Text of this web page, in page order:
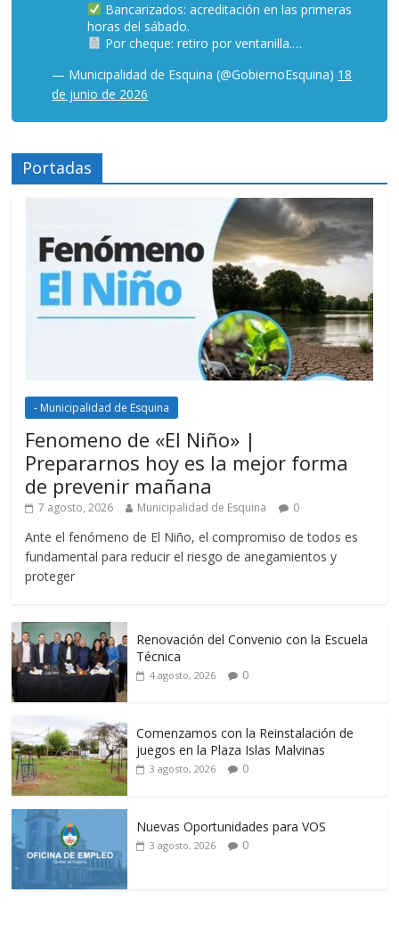
Bancarizados: acreditación en las primeras
horas del sábado.
Por cheque: retiro por ventanilla.…
— Municipalidad de Esquina (@GobiernoEsquina) 18
de junio de 2026
Portadas
- Municipalidad de Esquina
Fenomeno de «El Niño» |
Prepararnos hoy es la mejor forma
de prevenir mañana
7 agosto, 2026 Municipalidad de Esquina 0
Ante el fenómeno de El Niño, el compromiso de todos es
fundamental para reducir el riesgo de anegamientos y
proteger
Renovación del Convenio con la Escuela
Técnica
4 agosto, 2026 0
Comenzamos con la Reinstalación de
juegos en la Plaza Islas Malvinas
3 agosto, 2026 0
Nuevas Oportunidades para VOS
3 agosto, 2026 0